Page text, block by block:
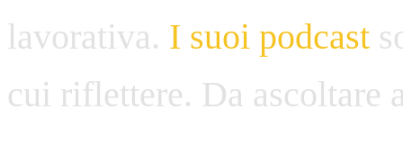
lavorativa. I suoi podcast
cui riflettere. Da ascoltare